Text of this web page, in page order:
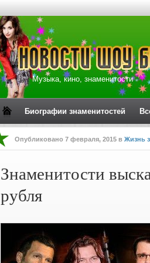
Музыка, кино, знаменитости
Биографии знаменитостей
Опубликовано 7 февраля, 2015 в Жизнь
Знаменитости
рубля